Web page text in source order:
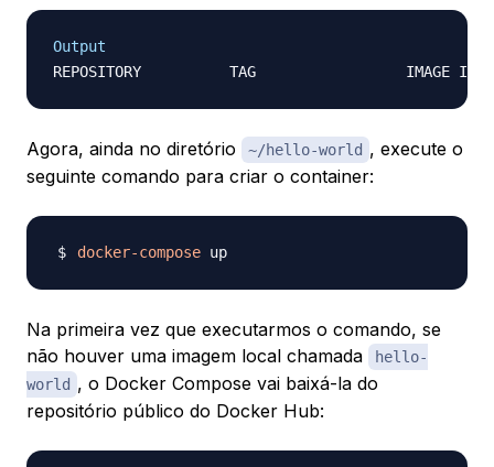
Output
Agora, ainda no diretório ~/hello-world , execute o
seguinte comando para criar o container:
docker-compose
Na primeira vez que executarmos o comando, se
não houver uma imagem local chamada
hello-
world , o Docker Compose vai baixá-la do
repositório público do Docker Hub: